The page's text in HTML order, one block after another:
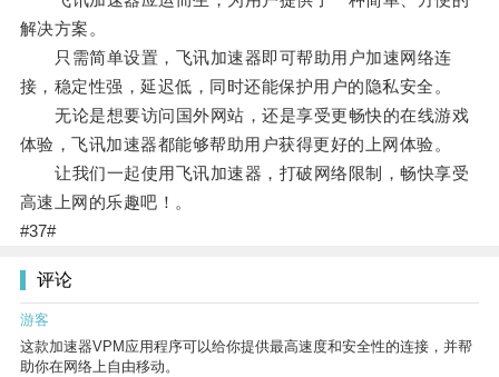
解决方案。
只需简单设置，飞讯加速器即可帮助用户加速网络连
接，稳定性强，延迟低，同时还能保护用户的隐私安全。
无论是想要访问国外网站，还是享受更畅快的在线游戏
体验，飞讯加速器都能够帮助用户获得更好的上网体验。
让我们一起使用飞讯加速器，打破网络限制，畅快享受
高速上网的乐趣吧！。
#37#
评论
游客
这款加速器VPM应用程序可以给你提供最高速度和安全性的连接，并帮
助你在网络上自由移动。